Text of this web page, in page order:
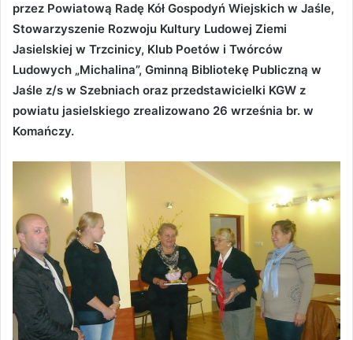
przez Powiatową Radę Kół Gospodyń Wiejskich w Jaśle,
Stowarzyszenie Rozwoju Kultury Ludowej Ziemi
Jasielskiej w Trzcinicy, Klub Poetów i Twórców
Ludowych „Michalina”, Gminną Bibliotekę Publiczną w
Jaśle z/s w Szebniach oraz przedstawicielki KGW z
powiatu jasielskiego zrealizowano 26 września br. w
Komańczy.